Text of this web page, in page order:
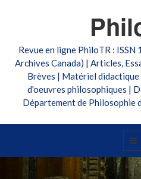
Revue en ligne PhiloTR :
Archives Canada) | Articles,
Brèves | Matériel
d'oeuvres philosophiques |
Département de Philosophie